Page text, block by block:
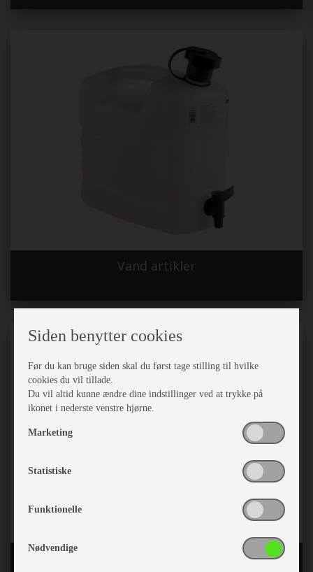
Vand artikler
Siden benytter cookies
Før du kan bruge siden skal du først tage stilling til hvilke
cookies du vil tillade.
Du vil altid kunne ændre dine indstillinger ved at trykke på
ikonet i nederste venstre hjørne.
Marketing
Statistiske
Funktionelle
Nødvendige